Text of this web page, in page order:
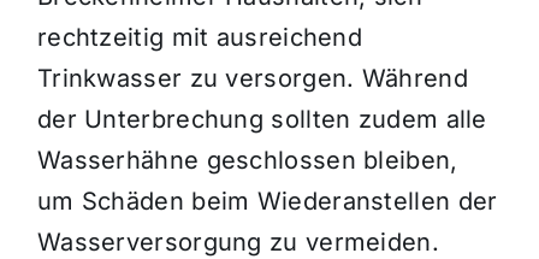
rechtzeitig mit ausreichend
Trinkwasser zu versorgen. Während
der Unterbrechung sollten zudem alle
Wasserhähne geschlossen bleiben,
um Schäden beim Wiederanstellen der
Wasserversorgung zu vermeiden.